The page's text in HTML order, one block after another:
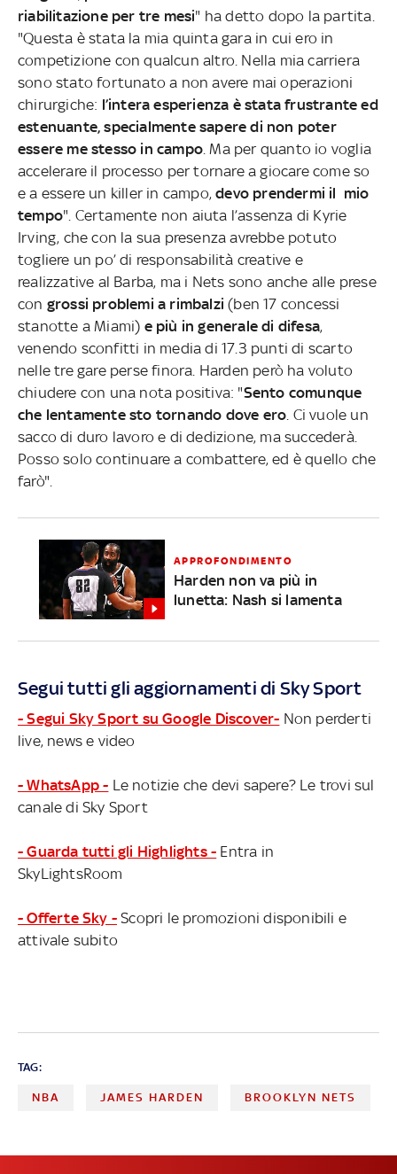
riabilitazione per tre mesi" ha detto dopo la partita.
"Questa è stata la mia quinta gara in cui ero in
competizione con qualcun altro. Nella mia carriera
sono stato fortunato a non avere mai operazioni
chirurgiche: l’intera esperienza è stata frustrante ed
estenuante, specialmente sapere di non poter
essere me stesso in campo . Ma per quanto io voglia
accelerare il processo per tornare a giocare come so
e a essere un killer in campo,devo prendermi il mio
tempo". Certamente non aiuta l’assenza di Kyrie
Irving, che con la sua presenza avrebbe potuto
togliere un po’ di responsabilità creative e
realizzative al Barba, ma i Nets sono anche alle prese
con grossi problemi a rimbalzi (ben 17 concessi
stanotte a Miami) e più in generale di difesa,
venendo sconfitti in media di 17.3 punti di scarto
nelle tre gare perse finora. Harden però ha voluto
chiudere con una nota positiva: "Sento comunque
che lentamente sto tornando dove ero . Ci vuole un
sacco di duro lavoro e di dedizione, ma succederà.
Posso solo continuare a combattere, ed è quello che
farò".
APPROFONDIMENTO
Harden non va più in
lunetta: Nash si lamenta
Segui tutti gli aggiornamenti di Sky Sport
- Segui Sky Sport su Google Discover- Non perderti
live, news e video
- WhatsApp - Le notizie che devi sapere? Le trovi sul
canale di Sky Sport
- Guarda tutti gli Highlights - Entra in
SkyLightsRoom
- Offerte Sky - Scopri le promozioni disponibili e
attivale subito
TAG:
NBA JAMES HARDEN BROOKLYN NETS